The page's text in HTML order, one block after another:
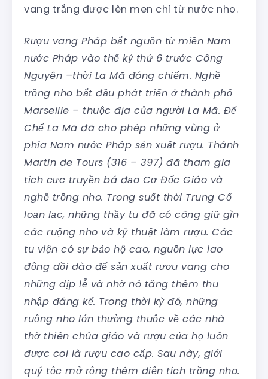
vang trắng được lên men chỉ từ nước nho.
Rượu vang Pháp bắt nguồn từ miền Nam
nước Pháp vào thế kỷ thứ 6 trước Công
Nguyên –thời La Mã đóng chiếm. Nghề
trồng nho bắt đầu phát triển ở thành phố
Marseille – thuộc địa của người La Mã. Đế
Chế La Mã đã cho phép những vùng ở
phía Nam nước Pháp sản xuất rượu. Thánh
Martin de Tours (316 – 397) đã tham gia
tích cực truyền bá đạo Cơ Đốc Giáo và
nghề trồng nho. Trong suốt thời Trung Cổ
loạn lạc, những thầy tu đã có công giữ gìn
các ruộng nho và kỹ thuật làm rượu. Các
tu viện có sự bảo hộ cao, nguồn lực lao
động dồi dào để sản xuất rượu vang cho
những dịp lễ và nhờ nó tăng thêm thu
nhập đáng kể. Trong thời kỳ đó, những
ruộng nho lớn thường thuộc về các nhà
thờ thiên chúa giáo và rượu của họ luôn
được coi là rượu cao cấp. Sau này, giới
quý tộc mở rộng thêm diện tích trồng nho.